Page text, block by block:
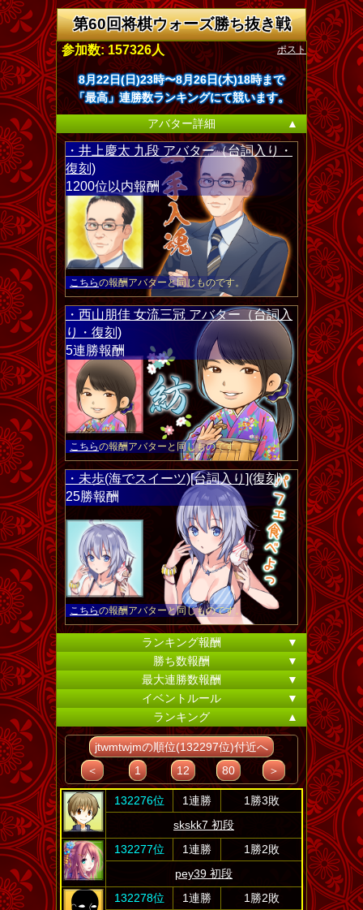
第60回将棋ウォーズ勝ち抜き戦
ポスト
参加数: 157326人
8月22日(日)23時〜8月26日(木)18時まで
「最高」連勝数ランキングにて競います。
アバター詳細
▲
・井上慶太 九段 アバター（台詞入り・
復刻)
1200位以内報酬
こちらの報酬アバターと同じものです。
・西山朋佳 女流三冠 アバター（台詞入
り・復刻)
5連勝報酬
こちらの報酬アバターと同じものです。
・未歩(海でスイーツ)[台詞入り](復刻)
25勝報酬
こちらの報酬アバターと同じものです。
ランキング報酬
▼
勝ち数報酬
▼
最大連勝数報酬
▼
イベントルール
▼
ランキング
▲
jtwmtwjmの順位(132297位)付近へ
＜
1 12 80 ＞
132276位 1連勝
1勝3敗
skskk7 初段
132277位
1連勝
1勝2敗
pey39 初段
132278位
1連勝
1勝2敗